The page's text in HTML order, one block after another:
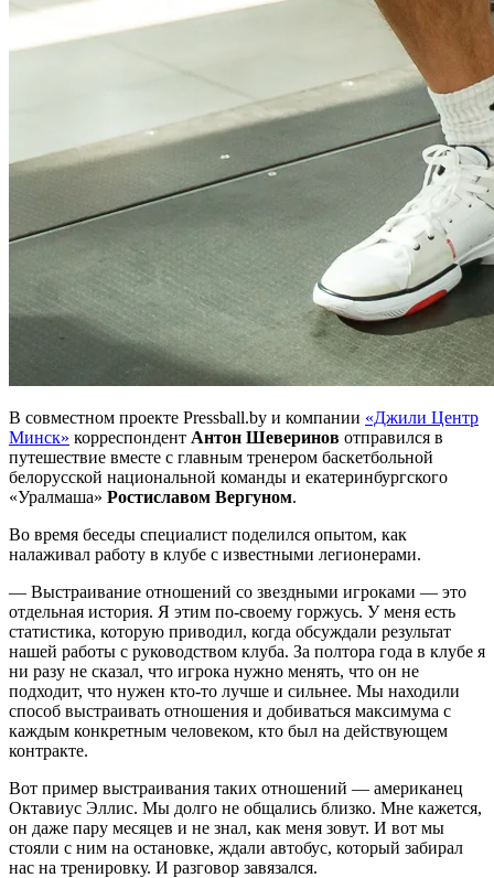
В совместном проекте Pressball.by и компании «Джили Центр
Минск» корреспондент Антон Шеверинов отправился в
путешествие вместе с главным тренером баскетбольной
белорусской национальной команды и екатеринбургского
«Уралмаша» Ростиславом Вергуном.
Во время беседы специалист поделился опытом, как
налаживал работу в клубе с известными легионерами.
— Выстраивание отношений со звездными игроками — это
отдельная история. Я этим по-своему горжусь. У меня есть
статистика, которую приводил, когда обсуждали результат
нашей работы с руководством клуба. За полтора года в клубе я
ни разу не сказал, что игрока нужно менять, что он не
подходит, что нужен кто-то лучше и сильнее. Мы находили
способ выстраивать отношения и добиваться максимума с
каждым конкретным человеком, кто был на действующем
контракте.
Вот пример выстраивания таких отношений — американец
Октавиус Эллис. Мы долго не общались близко. Мне кажется,
он даже пару месяцев и не знал, как меня зовут. И вот мы
стояли с ним на остановке, ждали автобус, который забирал
нас на тренировку. И разговор завязался.